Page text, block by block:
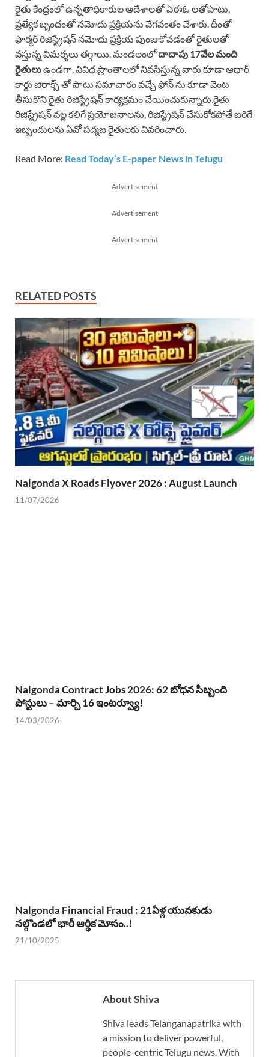
రైతు కేంద్రంలో ఉన్నతాధికారుల ఆదేశాలతో ఏఈఓ లతోపాటు,
ప్రత్యేక బృందంతో నమోదు ప్రక్రియను వేగవంతం చేశారు. దీంతో
ఫార్మర్ రిజిస్ట్రేషన్ నమోదు ప్రక్రియ పుంజుకోవడంతో రైతులతో
వస్తున్న విమర్శలు తగ్గాయి. మండలంలోదాదాపు 17వేల మంది
రైతులుఉండగా, వివిధ ప్రాంతాలలో నివసిస్తున్న వారు కూడా ఆధార్
కార్డు జిరాక్స్ తో పాటు సమాచారం వచ్చే ఫోన్ ను కూడా వెంట
తీసుకొని రైతు రిజిస్ట్రేషన్ కార్యక్రమం చేయించుకున్నారు.రైతు
రిజిస్ట్రేషన్ వల్ల కలిగే ప్రయోజనాలను, రిజిస్ట్రేషన్ చేసుకోకపోతే జరిగే
ఇబ్బందులను ఏవో పద్మజ రైతులకు వివరించారు.
Read More: Read Today’s E-paper News in Telugu
Advertisement
Advertisement
Advertisement
RELATED POSTS
Nalgonda X Roads Flyover 2026 : August Launch
11/07/2026
Nalgonda Contract Jobs 2026: 62 బోధన సిబ్బంది
పోస్టులు – మార్చి 16 ఇంటర్వ్యూ!
14/03/2026
Nalgonda Financial Fraud : 21ఏళ్ల యువకుడు
నల్గొండలో భారీ ఆర్థిక మోసం..!
21/10/2025
About Shiva
Shiva leads Telanganapatrika with
a mission to deliver powerful,
people-centric Telugu news. With